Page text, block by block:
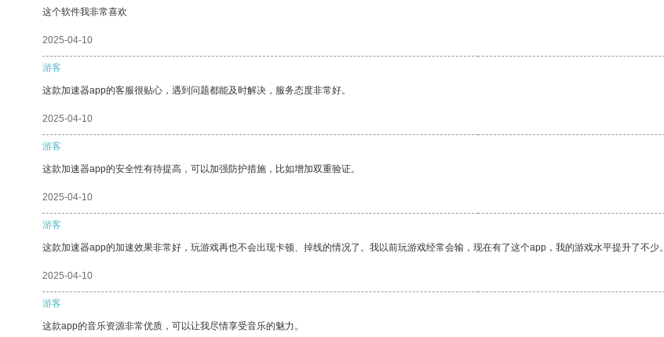
这个软件我非常喜欢
2025-04-10
游客
这款加速器app的客服很贴心，遇到问题都能及时解决，服务态度非常好。
2025-04-10
游客
这款加速器app的安全性有待提高，可以加强防护措施，比如增加双重验证。
2025-04-10
游客
这款加速器app的加速效果非常好，玩游戏再也不会出现卡顿、掉线的情况了。我以前玩游戏经常会输，现在有了这个app，我的游戏水平提升了不少。
2025-04-10
游客
这款app的音乐资源非常优质，可以让我尽情享受音乐的魅力。